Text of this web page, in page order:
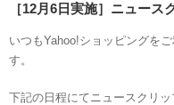
［12月6日実施］ニュース
いつもYahoo!ショッピングを
す。
下記の日程にてニュースクリ